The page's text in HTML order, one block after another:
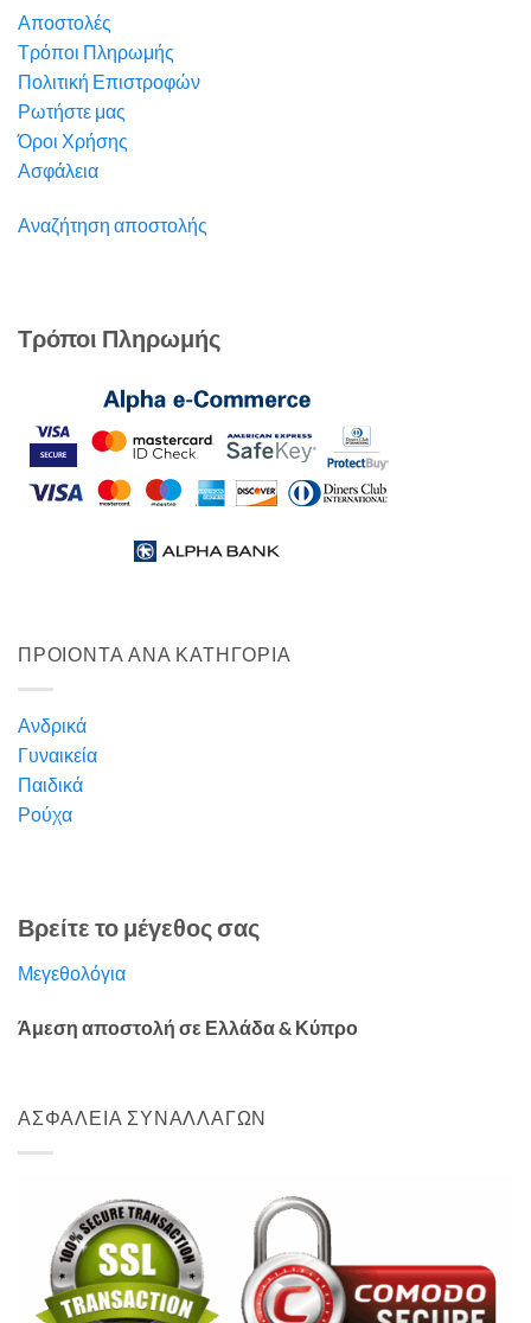
Αποστολές
Τρόποι Πληρωμής
Πολιτική Επιστροφών
Ρωτήστε μας
Όροι Χρήσης
Ασφάλεια
Αναζήτηση αποστολής
Τρόποι Πληρωμής
ΠΡΟΙΟΝΤΑ ΑΝΑ ΚΑΤΗΓΟΡΙΑ
Ανδρικά
Γυναικεία
Παιδικά
Ρούχα
Βρείτε το μέγεθος σας
Μεγεθολόγια
Άμεση αποστολή σε Ελλάδα & Κύπρο
ΑΣΦΑΛΕΙΑ ΣΥΝΑΛΛΑΓΩΝ